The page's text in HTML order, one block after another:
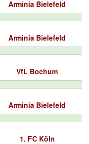
Arminia Bielefeld
Arminia Bielefeld
VfL Bochum
Arminia Bielefeld
1. FC Köln